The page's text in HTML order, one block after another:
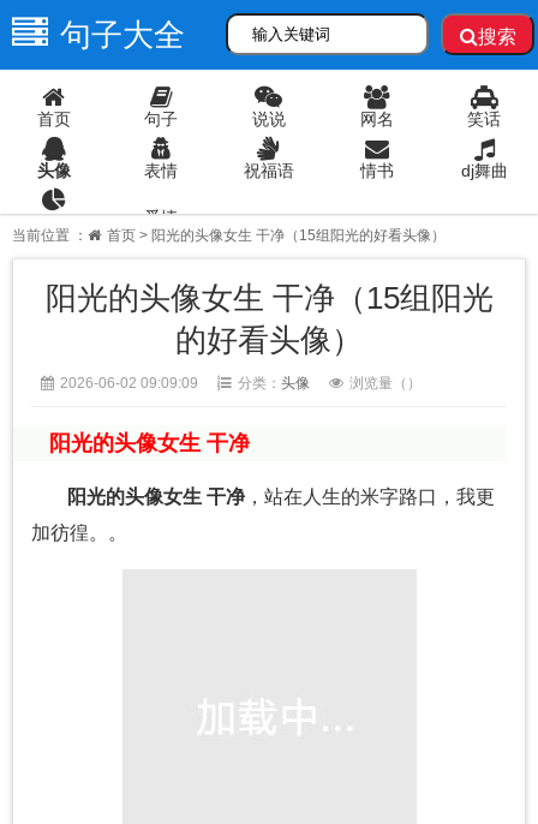
句子大全 搜索
首页 句子 说说 网名 笑话
头像 表情 祝福语 情书 dj舞曲
爱情
当前位置 ： 首页 > 阳光的头像女生 干净（15组阳光的好看头像）
阳光的头像女生 干净（15组阳光
的好看头像）
2026-06-02 09:09:09 分类： 头像 浏览量（ ）
阳光的头像女生 干净
阳光的头像女生 干净 ，站在人生的米字路口，我更
加彷徨。。